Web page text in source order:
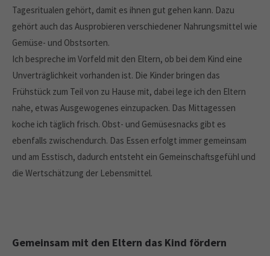
Tagesritualen gehört, damit es ihnen gut gehen kann. Dazu
gehört auch das Ausprobieren verschiedener Nahrungsmittel wie
Gemüse- und Obstsorten.
Ich bespreche im Vorfeld mit den Eltern, ob bei dem Kind eine
Unverträglichkeit vorhanden ist. Die Kinder bringen das
Frühstück zum Teil von zu Hause mit, dabei lege ich den Eltern
nahe, etwas Ausgewogenes einzupacken. Das Mittagessen
koche ich täglich frisch. Obst- und Gemüsesnacks gibt es
ebenfalls zwischendurch. Das Essen erfolgt immer gemeinsam
und am Esstisch, dadurch entsteht ein Gemeinschaftsgefühl und
die Wertschätzung der Lebensmittel.
Gemeinsam mit den Eltern das Kind fördern